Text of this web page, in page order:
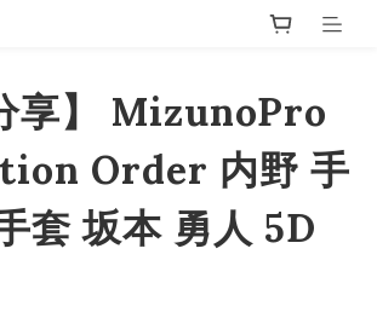
享】 MizunoPro
Order 内野 手
套 坂本 勇人 5D